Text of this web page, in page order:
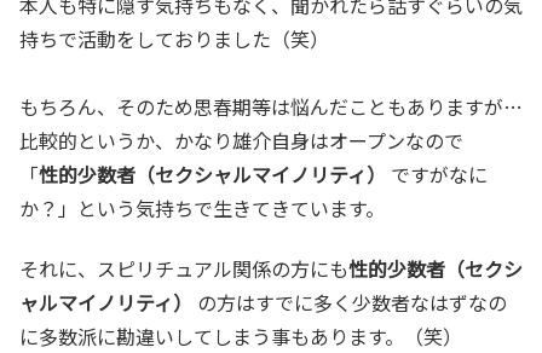
持ちで活動をしておりました（笑）
もちろん、そのため思春期等は悩んだこともありますが…
比較的というか、かなり雄介自身はオープンなので
「性的少数者（セクシャルマイノリティ）
ですがなに
か？」という気持ちで生きてきています。
それに、スピリチュアル関係の方にも性的少数者（セクシ
ャルマイノリティ）
の方はすでに多く少数者なはずなの
に多数派に勘違いしてしまう事もあります。（笑）